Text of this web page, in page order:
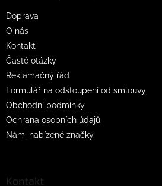
Doprava
O nás
Kontakt
Časté otázky
Reklamačný řád
Formulář na odstoupení od smlouvy
Obchodní podmínky
Ochrana osobních údajů
Námi nabízené značky
Kontakt